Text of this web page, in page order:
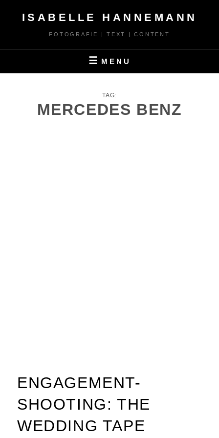
ISABELLE HANNEMANN
FOTOGRAFIE | TEXT | CONTENT
MENU
TAG:
MERCEDES BENZ
ENGAGEMENT-
SHOOTING: THE
WEDDING TAPE